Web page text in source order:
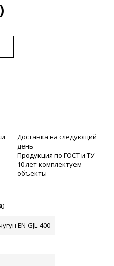
Доставка на следующий
день
Продукция по ГОСТ и ТУ
10 лет комплектуем
объекты
EN-GJL-400